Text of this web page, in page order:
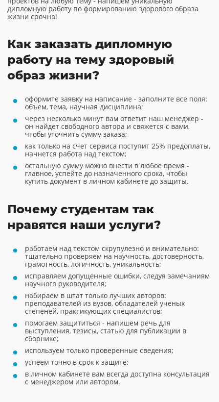
дипломную работу по формированию здорового образа
жизни срочно!
Как заказать дипломную
работу на тему здоровый
образ жизни?
оформите заявку на написание - заполните все поля:
объем, тема, научная дисциплина;
через несколько минут вам ответит наш менеджер -
он найдет свободного автора и свяжется с вами,
чтобы уточнить сумму заказа;
как только на счет сервиса поступит 25% предоплаты,
начнется работа над текстом;
остальную сумму можно внести в любое время -
главное, успейте до назначенного срока, чтобы
купить документ в личном кабинете до защиты.
Почему студентам так
нравятся наши услуги?
работаем над текстом скрупулезно и внимательно:
тщательно проверяем на научность, достоверность,
грамотность, логичность, уникальность;
исправляем допущенные ошибки, следуя замечаниям
научного руководителя;
набираем в штат только лучших авторов:
преподавателей из вузов, обладателей ученых
степеней, практикующих специалистов;
помогаем защититься - напишем речь для
выступления, тезисы, статью для публикации в
сборнике;
используем только проверенные сведения;
успеем точно в срок к защите;
в личном кабинете вам всегда доступна консультация
с менеджером или автором.